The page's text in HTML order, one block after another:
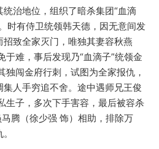
治地位，组织了暗杀集团“血滴
时有侍卫统领韩天德，因无意间发
致全家灭门，唯独其妻容秋燕
于难，事后发现乃“血滴子”统领金
独闯金府行刺，试图为全家报仇，
人手穷追不舍。途中遇师兄王俊
生子，多次下手害容，最后被容杀
腾（徐少强 饰）相助，排除万